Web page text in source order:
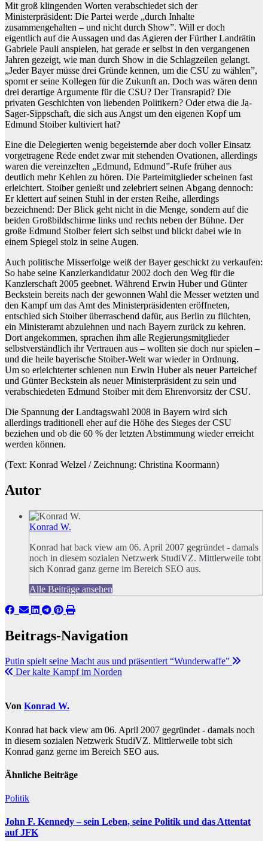
Mit groß klingenden Worten verabschiedet sich der
Ministerpräsident: Die Partei werde „durch Inhalte
zusammengehalten – und nicht durch Show”. Will er doch
eigentlich auf die Aussagen und das Agieren der Fürther Landrätin
Gabriele Pauli anspielen, hat gerade er selbst in den vergangenen
Jahren gezeigt, wie man durch Show in die Schlagzeilen gelangt.
„Jeder Bayer müsse drei Gründe kennen, um die CSU zu wählen”,
spornt er seine Kollegen für die Zukunft an. Doch was wären denn
drei derartige Argumente für die CSU? Der Transrapid? Die
privaten Geschichten von liebenden Politikern? Oder etwa die Ja-
Sager-Sippschaft, die sich aus Angst um den eigenen Kopf um
Edmund Stoiber kultiviert hat?
Eine die Delegierten wenig begeisternde aber doch voller Einsatz
vorgetragene Rede endet zwar mit stehenden Ovationen, allerdings
waren die vereinzelten „Edmund, Edmund”-Rufe früher aus
deutlich mehr Kehlen zu hören. Die Parteimitglieder scheinen fast
erleichtert. Stoiber genießt und zelebriert seinen Abgang dennoch:
Er klettert auf seinen Stuhl in der ersten Reihe, allerdings
bezeichnend: Der Blick geht nicht in die Menge, sondern auf die
beiden Großbildschirme links und rechts neben der Bühne. Der
große Edmund Stoiber feiert sich selbst und blickt dabei wie in
einem Spiegel stolz in seine Augen.
Auch politische Misserfolge weiß der Bayer geschickt zu verkaufen:
So habe seine Kanzlerkandidatur 2002 doch den Weg für die
Kanzlerschaft 2005 geebnet. Während Erwin Huber und Günter
Beckstein bereits nach der gewonnen Wahl die Messer wetzten und
den Kampf um das Amt des Ministerpräsidenten eröffneten,
entschied sich Stoiber überraschend dafür, aus Berlin zu flüchten,
ein Ministeramt abzulehnen und nach Bayern zurück zu kehren.
Dort angekommen, sprachen ihm alle Regierungsmitglieder
selbstverständlich ihr Vertrauen aus – wollten sie doch nur spielen –
und die heile bayerische Stoiber-Welt war wieder in Ordnung.
Um so erleichterter schienen nun Erwin Huber als neuer Parteichef
und Günter Beckstein als neuer Ministerpräsident zu sein und
verabschiedeten Edmund Stoiber mit dem Ehrenvorsitz der CSU.
Die Spannung der Landtagswahl 2008 in Bayern wird sich
allerdings traditionell eher auf die Höhe des Sieges der CSU
beziehen und ob die 60 % der letzten Abstimmung wieder erreicht
werden können.
(Text: Konrad Welzel / Zeichnung: Christina Koormann)
Autor
Konrad W.
Konrad hat back view am 06. April 2007 gegründet - damals
noch in diesem sozialen Netzwerk StudiVZ. Mittlerweile tobt
sich Konrad ganz gerne im Bereich SEO aus.
Alle Beiträge ansehen
Beitrags-Navigation
Putin spielt seine Macht aus und präsentiert “Wunderwaffe”
Der kalte Kampf im Norden
Von Konrad W.
Konrad hat back view am 06. April 2007 gegründet - damals noch
in diesem sozialen Netzwerk StudiVZ. Mittlerweile tobt sich
Konrad ganz gerne im Bereich SEO aus.
Ähnliche Beiträge
Politik
John F. Kennedy – sein Leben, seine Politik und das Attentat
auf JFK